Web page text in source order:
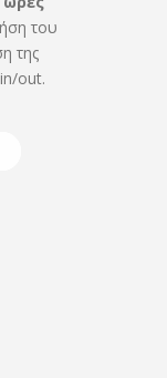
του
της
out.